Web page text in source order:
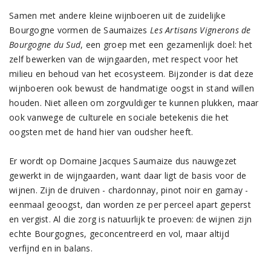
Samen met andere kleine wijnboeren uit de zuidelijke
Bourgogne vormen de Saumaizes Les Artisans Vignerons de
Bourgogne du Sud, een groep met een gezamenlijk doel: het
zelf bewerken van de wijngaarden, met respect voor het
milieu en behoud van het ecosysteem. Bijzonder is dat deze
wijnboeren ook bewust de handmatige oogst in stand willen
houden. Niet alleen om zorgvuldiger te kunnen plukken, maar
ook vanwege de culturele en sociale betekenis die het
oogsten met de hand hier van oudsher heeft.
Er wordt op Domaine Jacques Saumaize dus nauwgezet
gewerkt in de wijngaarden, want daar ligt de basis voor de
wijnen. Zijn de druiven - chardonnay, pinot noir en gamay -
eenmaal geoogst, dan worden ze per perceel apart geperst
en vergist. Al die zorg is natuurlijk te proeven: de wijnen zijn
echte Bourgognes, geconcentreerd en vol, maar altijd
verfijnd en in balans.